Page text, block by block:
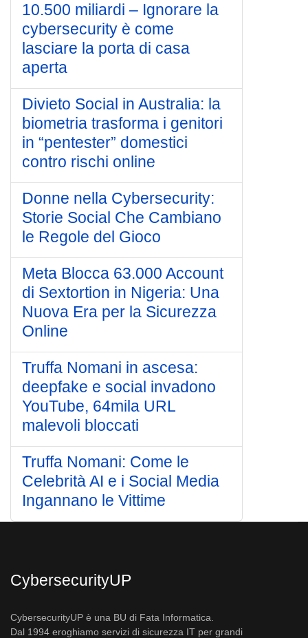
10.500 miliardi – Ignorare la
cybersecurity è come
lasciare la porta di casa
aperta
Divieto Social in Australia: la
biometria trasforma i genitori
in “pentester” domestici
contro rischi online
Donne nella Cybersecurity:
Storie Social Che Cambiano
le Regole del Gioco
Meta Blocca 63.000 Account
di Sextortion in Nigeria: Una
Nuova Era per la Sicurezza
Online
Truffa Nomani in ascesa:
deepfake e social invadono
YouTube, 64mila URL
malevoli bloccati
Truffa Nomani: Come le
Celebrità AI e i Social Media
Ingannano le Vittime
CybersecurityUP
CybersecurityUP è una BU di Fata Informatica.
Dal 1994 eroghiamo servizi di sicurezza IT per grandi